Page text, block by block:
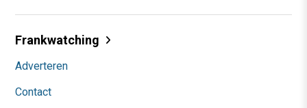
Frankwatching
Adverteren
Contact